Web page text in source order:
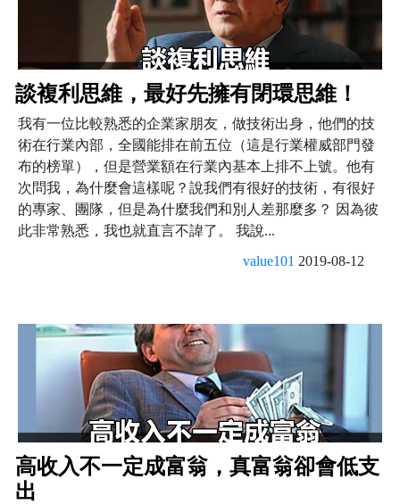
談複利思維，最好先擁有閉環思維！
我有一位比較熟悉的企業家朋友，做技術出身，他們的技
術在行業內部，全國能排在前五位（這是行業權威部門發
布的榜單），但是營業額在行業內基本上排不上號。他有
次問我，為什麼會這樣呢？說我們有很好的技術，有很好
的專家、團隊，但是為什麼我們和別人差那麼多？ 因為彼
此非常熟悉，我也就直言不諱了。 我說...
value101 2019-08-12
高收入不一定成富翁，真富翁卻會低支
出